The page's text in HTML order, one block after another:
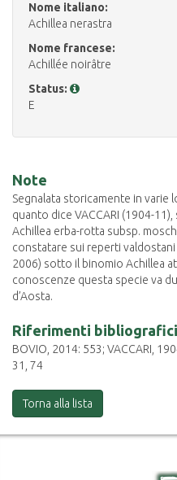
Nome italiano:
Achillea nerastra
Nome francese:
Achillée noirâtre
Status:
E
Note
Segnalata storicamente in varie
quanto dice VACCARI (1904-
Achillea erba-rotta subsp.
constatare sui reperti valdostani
2006) sotto il binomio Achillea
conoscenze questa specie va
d’Aosta.
Riferimenti bibliografici
BOVIO, 2014: 553; VACCARI,
31, 74
Torna alla lista